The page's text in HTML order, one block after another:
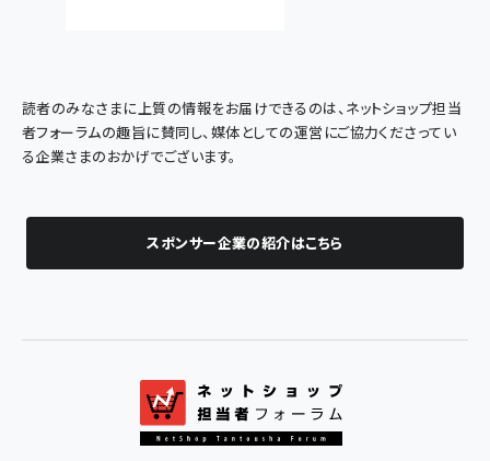
読者のみなさまに上質の情報をお届けできるのは、ネットショップ担当
者フォーラムの趣旨に賛同し、媒体としての運営にご協力くださってい
る企業さまのおかげでございます。
スポンサー企業の紹介はこちら